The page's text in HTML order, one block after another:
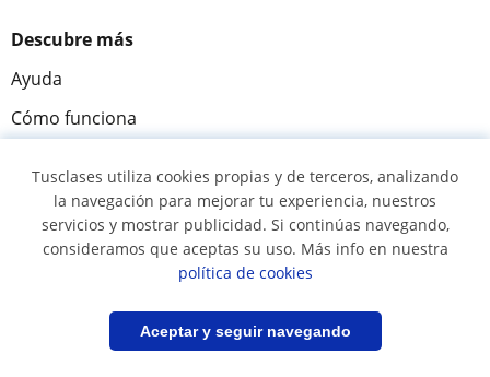
Guardar búsqueda
Descubre más
Ayuda
Cómo funciona
Acceso a alumnos
Misión y visión
Tusclases en el mundo
Sala de prensa
Tusclases utiliza cookies propias y de terceros, analizando
la navegación para mejorar tu experiencia, nuestros
servicios y mostrar publicidad. Si continúas navegando,
consideramos que aceptas su uso. Más info en nuestra
política de cookies
Aceptar y seguir navegando